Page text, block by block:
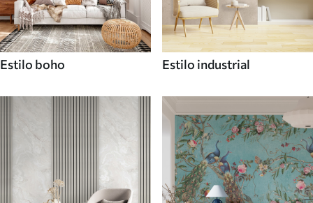
Estilo boho Estilo industrial